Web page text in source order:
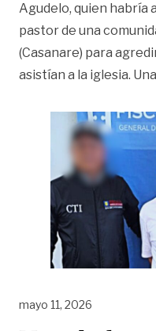
Agudelo, quien habría
pastor de una
(Casanare) para
asistían a la iglesia.
mayo 11, 2026